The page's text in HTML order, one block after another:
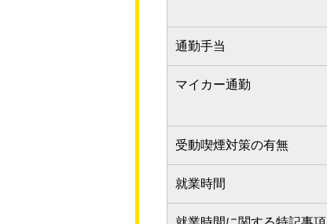
通勤手当
マイカー通勤
受動喫煙対策の有無
就業時間